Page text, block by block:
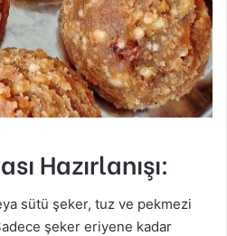
Hazırlanışı:
sütü şeker, tuz ve pekmezi
şeker eriyene kadar